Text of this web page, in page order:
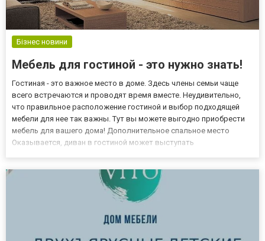
Бізнес новини
Мебель для гостиной - это нужно знать!
Гостиная - это важное место в доме. Здесь члены семьи чаще
всего встречаются и проводят время вместе. Неудивительно,
что правильное расположение гостиной и выбор подходящей
мебели для нее так важны. Тут вы можете выгодно приобрести
мебель для вашего дома! Дополнительное спальное место
Оказывается, диван в гостиной может выступать